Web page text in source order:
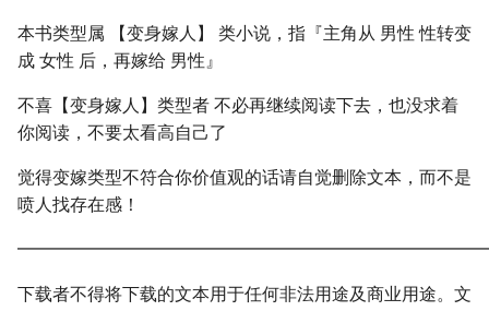
本书类型属 【变身嫁人】 类小说，指『主角从 男性 性转变
成 女性 后，再嫁给 男性』
不喜【变身嫁人】类型者 不必再继续阅读下去，也没求着
你阅读，不要太看高自己了
觉得变嫁类型不符合你价值观的话请自觉删除文本，而不是
喷人找存在感！
下载者不得将下载的文本用于任何非法用途及商业用途。文